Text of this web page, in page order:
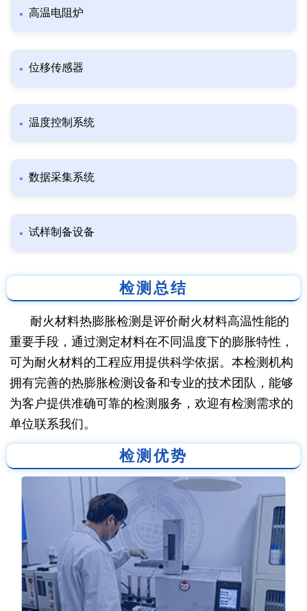
高温电阻炉
位移传感器
温度控制系统
数据采集系统
试样制备设备
检测总结
耐火材料热膨胀检测是评价耐火材料高温性能的
重要手段，通过测定材料在不同温度下的膨胀特性，
可为耐火材料的工程应用提供科学依据。本检测机构
拥有完善的热膨胀检测设备和专业的技术团队，能够
为客户提供准确可靠的检测服务，欢迎有检测需求的
单位联系我们。
检测优势